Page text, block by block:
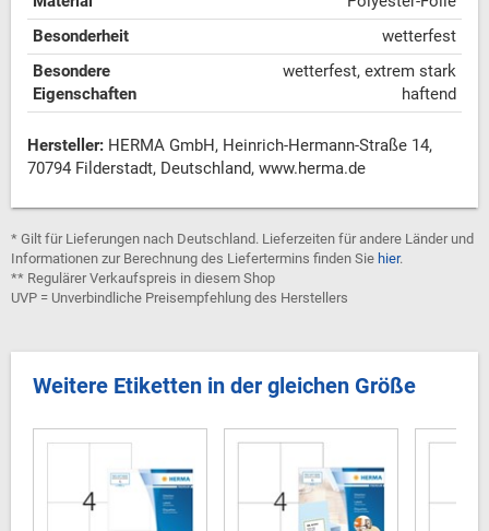
Besonderheit
wetterfest
Besondere
Eigenschaften
wetterfest, extrem stark
haftend
Hersteller: HERMA GmbH, Heinrich-Hermann-Straße 14,
70794 Filderstadt, Deutschland, www.herma.de
* Gilt für Lieferungen nach Deutschland. Lieferzeiten für andere Länder und
Informationen zur Berechnung des Liefertermins finden Sie hier.
** Regulärer Verkaufspreis in diesem Shop
UVP = Unverbindliche Preisempfehlung des Herstellers
Weitere Etiketten in der gleichen Größe